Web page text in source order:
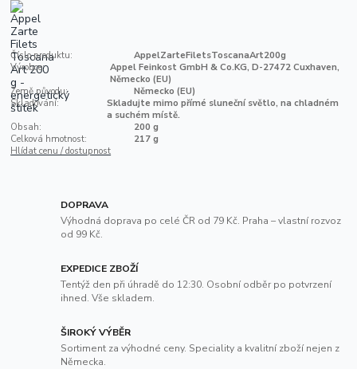
Číslo produktu:
AppelZarteFiletsToscanaArt200g
Výrobce:
Appel Feinkost GmbH & Co.KG, D-27472 Cuxhaven,
Německo (EU)
Země původu:
Německo (EU)
Skladování:
Skladujte mimo přímé sluneční světlo, na chladném
a suchém místě.
Obsah:
200 g
Celková hmotnost:
217 g
Hlídat cenu / dostupnost
DOPRAVA
Výhodná doprava po celé ČR od 79 Kč. Praha – vlastní rozvoz
od 99 Kč.
EXPEDICE ZBOŽÍ
Tentýž den při úhradě do 12:30. Osobní odběr po potvrzení
ihned. Vše skladem.
ŠIROKÝ VÝBĚR
Sortiment za výhodné ceny. Speciality a kvalitní zboží nejen z
Německa.